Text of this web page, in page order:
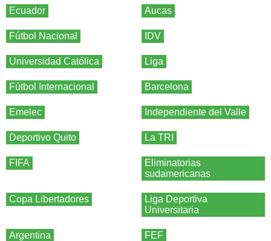
Ecuador Aucas
Fútbol Nacional IDV
Universidad Católica Liga
Fútbol Internacional Barcelona
Emelec Independiente del Valle
Deportivo Quito La TRI
FIFA
Eliminatorias
sudamericanas
Copa Libertadores
Liga Deportiva
Universitaria
Argentina FEF